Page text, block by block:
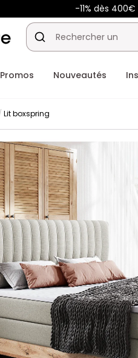
-11% dès
Promos Nouveautés
Lit boxspring